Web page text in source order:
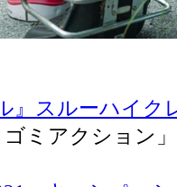
』スルーハイク
ミアクション